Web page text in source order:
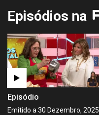
Episódios na
Episódio
Emitido a 30 Dezembro, 2025